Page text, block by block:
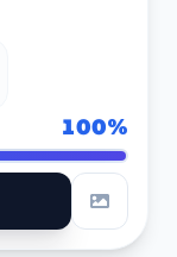
100%